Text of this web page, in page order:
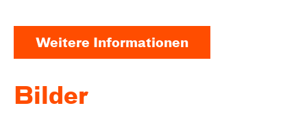
Weitere Informationen
Bilder